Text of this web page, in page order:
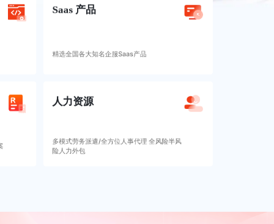
Saas 产品
精选全国各大知名企服Saas产品
人力资源
多模式劳务派遣/全方位人事代理 全风险半风
险人力外包